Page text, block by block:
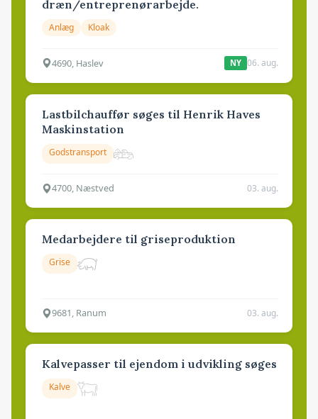
dræn/entreprenørarbejde.
Anlæg Kloak
4690, Haslev NY 06. aug.
Lastbilchauffør søges til Henrik Haves
Maskinstation
Godstransport
4700, Næstved 03. aug.
Medarbejdere til griseproduktion
Grise
9681, Ranum 03. aug.
Kalvepasser til ejendom i udvikling søges
Kalve